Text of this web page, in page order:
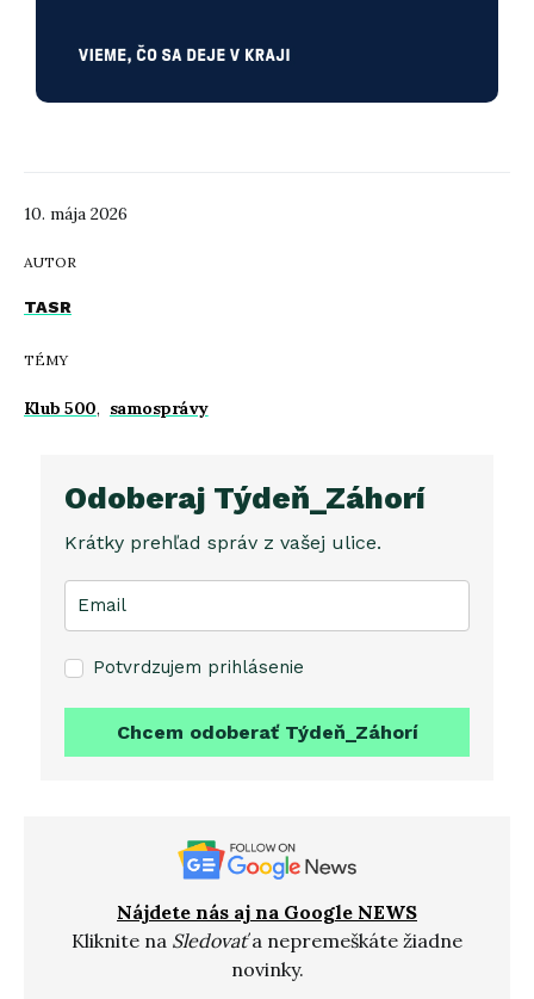
10. mája 2026
AUTOR
TASR
TÉMY
Klub 500, samosprávy
Odoberaj Týdeň_Záhorí
Krátky prehľad správ z vašej ulice.
Potvrdzujem prihlásenie
Chcem odoberať Týdeň_Záhorí
Nájdete nás aj na Google NEWS
Kliknite na Sledovaťa nepremeškáte žiadne
novinky.